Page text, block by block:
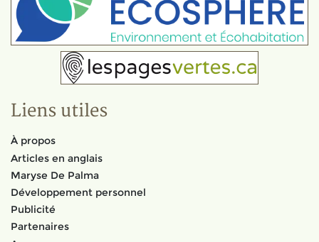
Liens utiles
À propos
Articles en anglais
Maryse De Palma
Développement personnel
Publicité
Partenaires